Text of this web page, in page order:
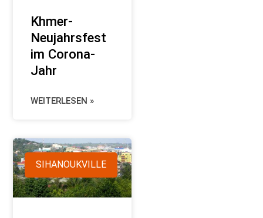
Khmer-
Neujahrsfest
im Corona-
Jahr
WEITERLESEN »
SIHANOUKVILLE